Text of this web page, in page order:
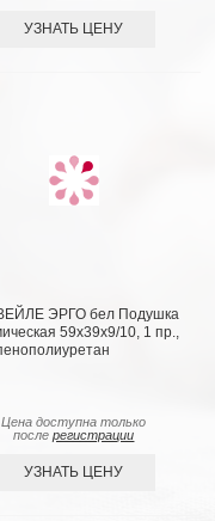
УЗНАТЬ ЦЕНУ
ЭРГО бел Подушка
59х39х9/10, 1 пр.,
Цена доступна только
послерегистрации
УЗНАТЬ ЦЕНУ